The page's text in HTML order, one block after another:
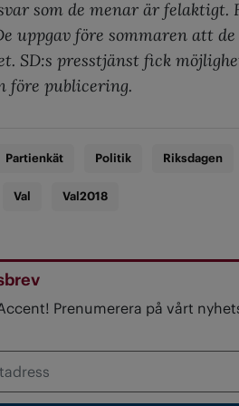
som de menar är felaktigt.
uppgav före sommaren att
SD:s presstjänst fick
före publicering.
Partienkät Politik Riksdagen
Val Val2018
Prenumerera på vårt